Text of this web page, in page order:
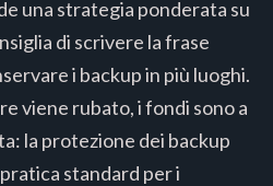
una strategia ponderata su
di scrivere la frase
i backup in più luoghi.
viene rubato, i fondi sono a
la protezione dei backup
standard per i